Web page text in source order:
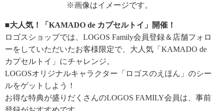
※画像はイメージです。
■大人気！「KAMADO de カプセルトイ」開催！
ロゴスショップでは、LOGOS Family会員登録＆店舗フォロ
ーをしていただいたお客様限定で、大人気「KAMADO de
カプセルトイ」にチャレンジ。
LOGOSオリジナルキャラクター「ロゴスのえほん」のシー
ルをゲットしよう！
お得な特典が盛りだくさんのLOGOS FAMILY会員は、事前